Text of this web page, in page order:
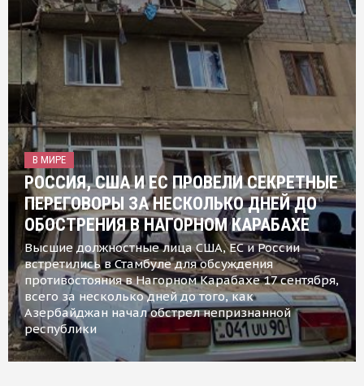
В МИРЕ
РОССИЯ, США И ЕС ПРОВЕЛИ СЕКРЕТНЫЕ
ПЕРЕГОВОРЫ ЗА НЕСКОЛЬКО ДНЕЙ ДО
ОБОСТРЕНИЯ В НАГОРНОМ КАРАБАХЕ
Высшие должностные лица США, ЕС и России
встретились в Стамбуле для обсуждения
противостояния в Нагорном Карабахе 17 сентября,
всего за несколько дней до того, как
Азербайджан начал обстрел непризнанной
республики